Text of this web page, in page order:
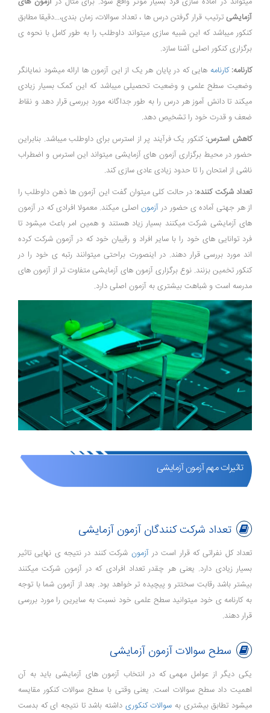
آزمایشی ترتیب قرار گرفتن درس ها ، تعداد سوالات، زمان بندی،...دقیقا مطابق
کنکور میباشد که این شبیه سازی میتواند داوطلب را به طور کامل با نحوه ی
برگزاری کنکور اصلی آشنا سازد.
کارنامه: کارنامه هایی که در پایان هر یک از این آزمون ها ارائه میشود نمایانگر
وضعیت سطح علمی و وضعیت تحصیلی میباشد که این کمک بسیار زیادی
میکند تا دانش آموز هر درس را به طور جداگانه مورد بررسی قرار دهد و نقاط
ضعف و قدرت خود را تشخیص دهد.
کاهش استرس: کنکور یک فرآیند پر از استرس برای داوطلب میباشد. بنابراین
حضور در محیط برگزاری آزمون های آزمایشی میتواند این استرس و اضطراب
ناشی از امتحان را تا حدود زیادی عادی سازی کند.
تعداد شرکت کننده: در حالت کلی میتوان گفت این آزمون ها ذهن داوطلب را
از هر جهتی آماده ی حضور در آزمون اصلی میکند. معمولا افرادی که در آزمون
های آزمایشی شرکت میکنند بسیار زیاد هستند و همین امر باعث میشود تا
فرد توانایی های خود را با سایر افراد و رقیبان خود که در آزمون شرکت کرده
اند مورد بررسی قرار دهند. در اینصورت براحتی میتوانند رتبه ی خود را در
کنکور تخمین بزنند. نوع برگزاری آزمون های آزمایشی متفاوت تر از آزمون های
مدرسه است و شباهت بیشتری به آزمون اصلی دارد.
تاثیرات مهم آزمون آزمایشی
تعداد شرکت کنندگان آزمون آزمایشی
تعداد کل نفراتی که قرار است در آزمون شرکت کنند در نتیجه ی نهایی تاثیر
بسیار زیادی دارد. یعنی هر چقدر تعداد افرادی که در آزمون شرکت میکنند
بیشتر باشد رقابت سختتر و پیچیده تر خواهد بود. بعد از آزمون شما با توجه
به کارنامه ی خود میتوانید سطح علمی خود نسبت به سایرین را مورد بررسی
قرار دهند.
سطح سوالات آزمون آزمایشی
یکی دیگر از عوامل مهمی که در انتخاب آزمون های آزمایشی باید به آن
اهمیت داد سطح سوالات است. یعنی وقتی با سطح سوالات کنکور مقایسه
میشود تطابق بیشتری به سوالات کنکوری داشته باشد تا نتیجه ای که بدست